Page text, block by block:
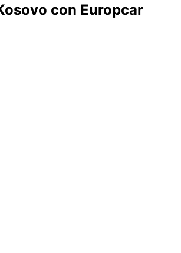
con Europcar